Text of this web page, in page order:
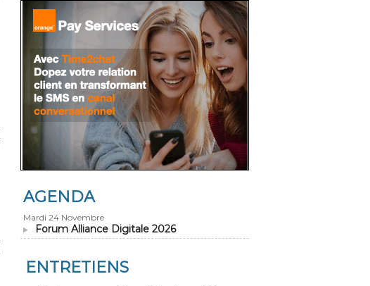
AGENDA
Mardi 24 Novembre
Forum Alliance Digitale 2026
ENTRETIENS